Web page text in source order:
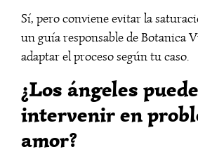
Sí, pero conviene evitar la
un guía responsable de Botanica
adaptar el proceso según tu caso.
¿Los ángeles
intervenir en
amor?